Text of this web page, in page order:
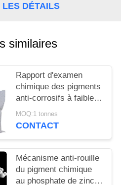
LES DÉTAILS
similaires
Rapport d'examen
chimique des pigments
anti-corrosifs à faible
teneur en zinc
phosphate de métaux
MOQ:1 tonnes
CONTACT
Mécanisme anti-rouille
du pigment chimique
au phosphate de zinc